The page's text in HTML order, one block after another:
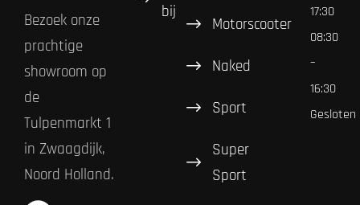
Bezoek onze
prachtige
showroom op
de
Tulpenmarkt 1
in Zwaagdijk,
Noord Holland.
bij
Motorscooter
Naked
Sport
Super
Sport
17:30
08:30
–
16:30
Gesloten